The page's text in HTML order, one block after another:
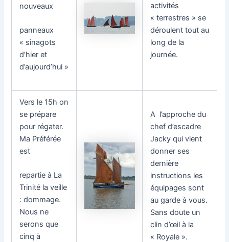
nouveaux
panneaux
« sinagots
d’hier et
d’aujourd’hui »
activités
« terrestres » se
déroulent tout au
long de la
journée.
Vers le 15h on
se prépare
pour régater.
Ma Préférée
est
repartie à La
Trinité la veille
: dommage.
Nous ne
serons que
cinq à
A l’approche du
chef d’escadre
Jacky qui vient
donner ses
dernière
instructions les
équipages sont
au garde à vous.
Sans doute un
clin d’œil à la
« Royale ».